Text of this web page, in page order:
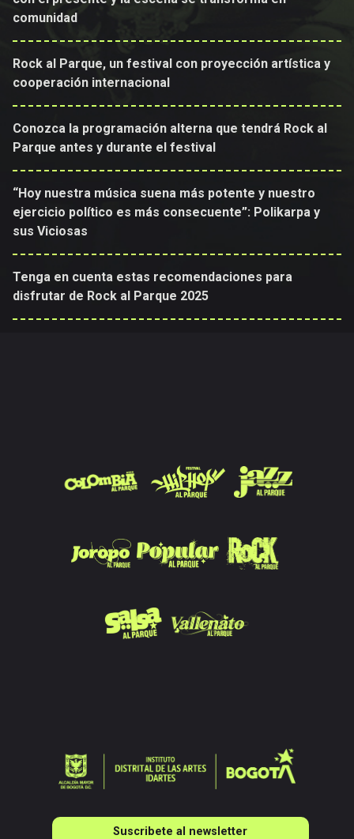
comunidad
Rock al Parque, un festival con proyección artística y
cooperación internacional
Conozca la programación alterna que tendrá Rock al
Parque antes y durante el festival
“Hoy nuestra música suena más potente y nuestro
ejercicio político es más consecuente”: Polikarpa y
sus Viciosas
Tenga en cuenta estas recomendaciones para
disfrutar de Rock al Parque 2025
Suscribete al newsletter